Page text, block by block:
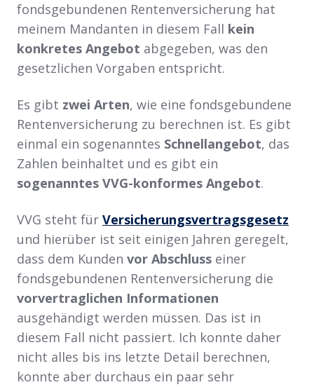
fondsgebundenen Rentenversicherung hat
meinem Mandanten in diesem Fall kein
konkretes Angebot abgegeben, was den
gesetzlichen Vorgaben entspricht.
Es gibt zwei Arten, wie eine fondsgebundene
Rentenversicherung zu berechnen ist. Es gibt
einmal ein sogenanntes Schnellangebot, das
Zahlen beinhaltet und es gibt ein
sogenanntes VVG-konformes Angebot.
VVG steht für Versicherungsvertragsgesetz
und hierüber ist seit einigen Jahren geregelt,
dass dem Kunden vor Abschluss einer
fondsgebundenen Rentenversicherung die
vorvertraglichen Informationen
ausgehändigt werden müssen. Das ist in
diesem Fall nicht passiert. Ich konnte daher
nicht alles bis ins letzte Detail berechnen,
konnte aber durchaus ein paar sehr